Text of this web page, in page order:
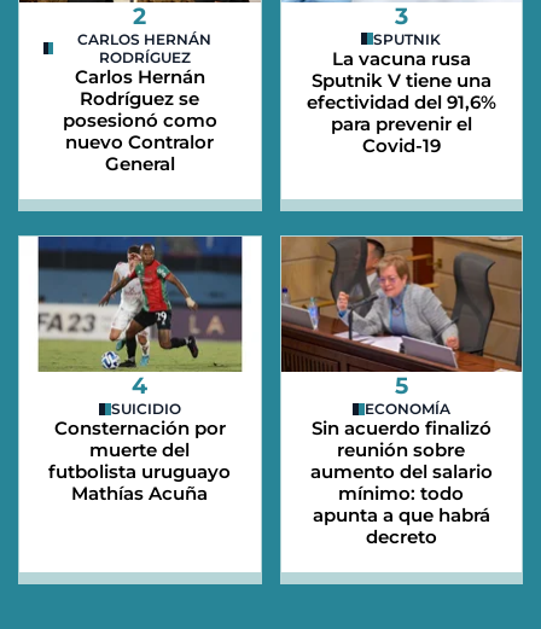
2
CARLOS HERNÁN
RODRÍGUEZ
Carlos Hernán
Rodríguez se
posesionó como
nuevo Contralor
General
3
SPUTNIK
La vacuna rusa
Sputnik V tiene una
efectividad del 91,6%
para prevenir el
Covid-19
4
SUICIDIO
Consternación por
muerte del
futbolista uruguayo
Mathías Acuña
5
ECONOMÍA
Sin acuerdo finalizó
reunión sobre
aumento del salario
mínimo: todo
apunta a que habrá
decreto